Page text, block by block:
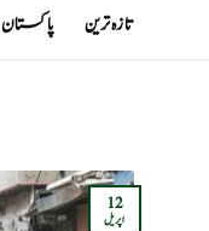
تازہ ترین پاکستان
12
اپریل